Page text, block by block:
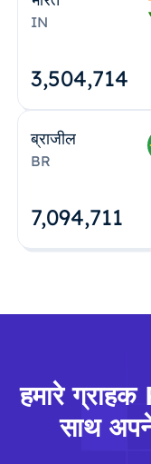
IN
3,504,715
ब्राजील
BR
7,094,712
हमारे
साथ